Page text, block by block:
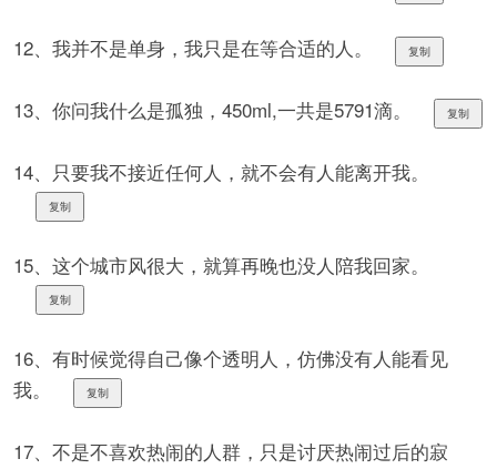
12、我并不是单身，我只是在等合适的人。 复制
13、你问我什么是孤独，450ml,一共是5791滴。 复制
14、只要我不接近任何人，就不会有人能离开我。
复制
15、这个城市风很大，就算再晚也没人陪我回家。
复制
16、有时候觉得自己像个透明人，仿佛没有人能看见
我。
复制
17、不是不喜欢热闹的人群，只是讨厌热闹过后的寂